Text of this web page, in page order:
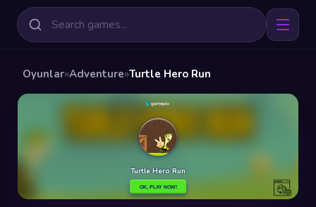
Oyunlar»Adventure»Turtle Hero Run